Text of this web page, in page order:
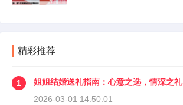
精彩推荐
1
姐姐结婚送礼指南：心意之选，情深之礼
2026-03-01 14:50:01